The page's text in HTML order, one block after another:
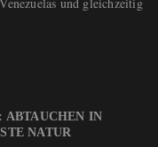
ABTAUCHEN IN
NATUR